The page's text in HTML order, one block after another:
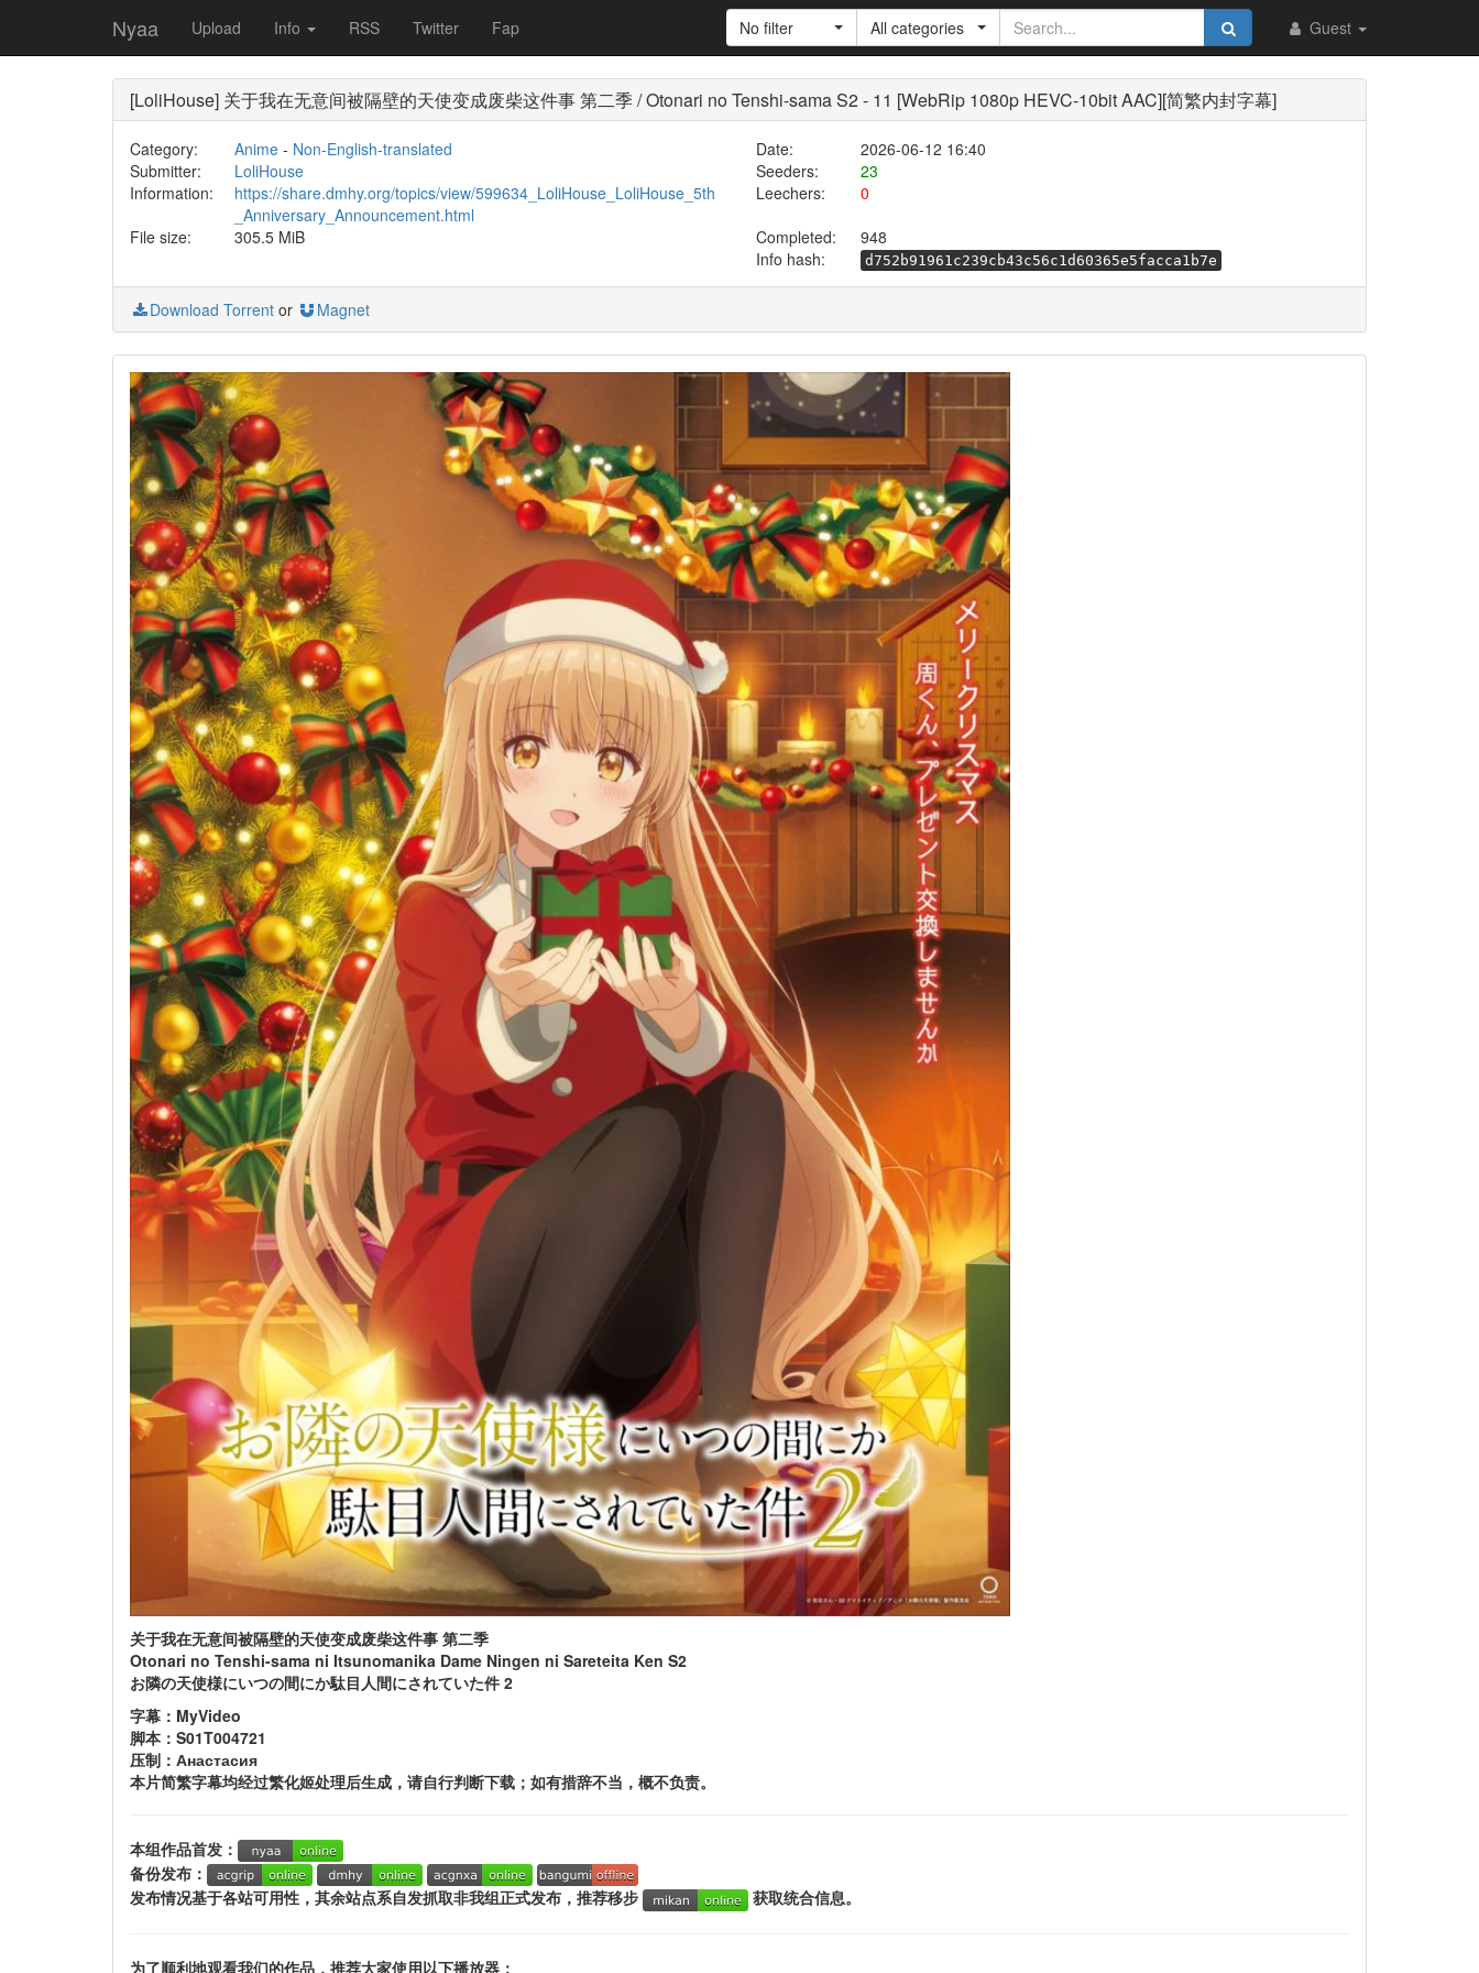
Nyaa Upload Info RSS Twitter Fap Guest
No filter All categories
[LoliHouse] 关于我在无意间被隔壁的天使变成废柴这件事 第二季 / Otonari no Tenshi-sama S2 - 11 [WebRip 1080p HEVC-10bit AAC][简繁内封字幕]
Category: Anime- Non-English-translated Date:
2026-06-12 16:40
Submitter:
LoliHouse Seeders:
23
Information:
https://share.dmhy.org/topics/view/599634_LoliHouse_LoliHouse_5th
_Anniversary_Announcement.html
Leechers:
0
File size:
305.5 MiB Completed:
948
Info hash:
d752b91961c239cb43c56c1d60365e5facca1b7e
Download Torrent or Magnet
关于我在无意间被隔壁的天使变成废柴这件事 第二季
Otonari no Tenshi-sama ni Itsunomanika Dame Ningen ni Sareteita Ken S2
お隣の天使様にいつの間にか駄目人間にされていた件 2
字幕：MyVideo
脚本：S01T004721
压制：Анастасия
本片简繁字幕均经过繁化姬处理后生成，请自行判断下载；如有措辞不当，概不负责。
本组作品首发：
备份发布：
发布情况基于各站可用性，其余站点系自发抓取非我组正式发布，推荐移步
获取统合信息。
为了顺利地观看我们的作品，推荐大家使用以下播放器：